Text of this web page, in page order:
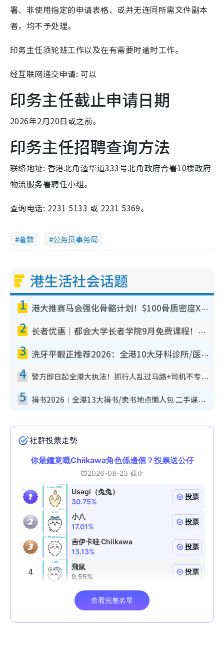
署、非使用指定的申请表格、或并无连同所需文件副本
者，均不予处理。
印务主任须轮班工作以及在有需要时逾时工作。
经互联网递交申请: 可以
印务主任截止申请日期
2026年2月20日或之前。
印务主任招聘查询方法
联络地址: 香港北角渣华道333号北角政府合署10楼政府
物流服务署聘任小组。
查询电话: 2231 5133 或 2231 5369。
著数 公务员事务局
港生活社会话题
1 港大推赛马会强化骨骼计划！$100骨质密度X光检查 完成免费运动训练送超市礼券！附参加资格
2 长者优惠｜都会大学长者学院9月免费课程！多媒体/微电影创作/网络安全 附报名方法教学
3 洗牙平靓正推荐2026：全港10大牙科诊所/医院懒人包，夜诊至8点/镇静洁牙/医疗券适用
4 警方即日起全港大执法！抓行人乱过马路+司机不专注驾驶！乱过马路罚$2000
5 捐书2026︱全港13大捐书/卖书地点懒人包 二手课本最高$150＋旧书换免费咖啡/戏票